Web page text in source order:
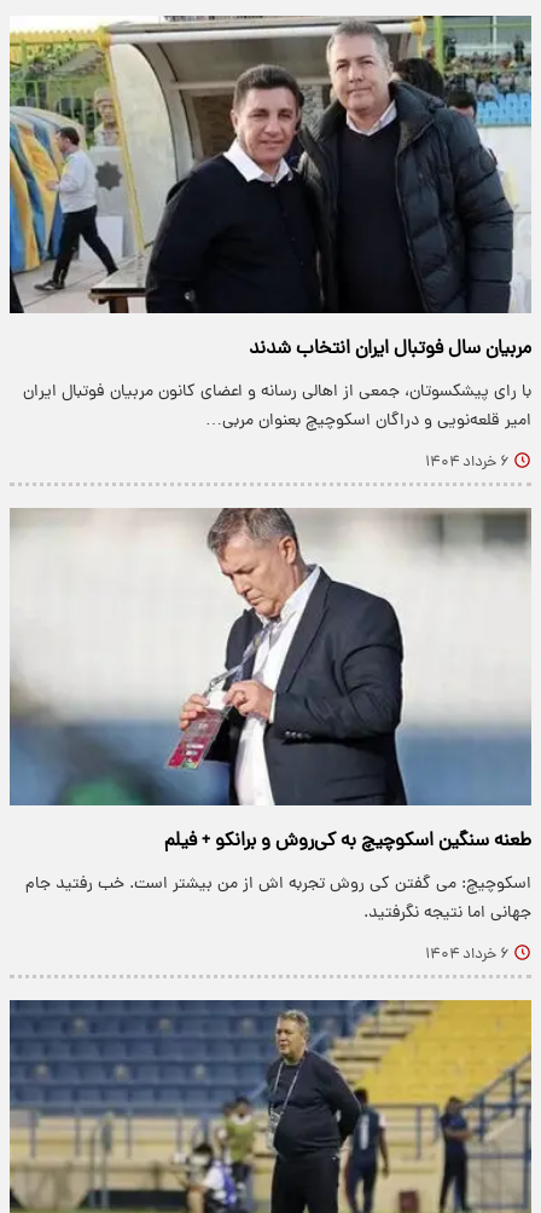
مربیان سال فوتبال ایران انتخاب شدند
با رای پیشکسوتان، جمعی از اهالی رسانه و اعضای کانون مربیان فوتبال ایران
امیر قلعه‌نویی و دراگان اسکوچیچ بعنوان مربی…
۶ خرداد ۱۴۰۴
طعنه سنگین اسکوچیچ به کی‌روش و برانکو + فیلم
اسکوچیچ: می گفتن کی روش تجربه اش از من بیشتر است. خب رفتید جام
جهانی اما نتیجه نگرفتید.
۶ خرداد ۱۴۰۴